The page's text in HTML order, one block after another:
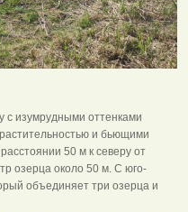
с изумрудными оттенками
и бьющими
50 м к северу от
озерца около 50 м. С юго-
объединяет три озерца и